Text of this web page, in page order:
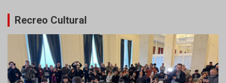
Recreo Cultural